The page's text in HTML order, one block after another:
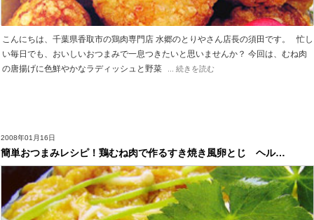
こんにちは、千葉県香取市の鶏肉専門店 水郷のとりやさん店長の須田です。 忙し
い毎日でも、おいしいおつまみで一息つきたいと思いませんか？ 今回は、むね肉
の唐揚げに色鮮やかなラディッシュと野菜
... 続きを読む
2008年01月16日
簡単おつまみレシピ！鶏むね肉で作るすき焼き風卵とじ ヘル…